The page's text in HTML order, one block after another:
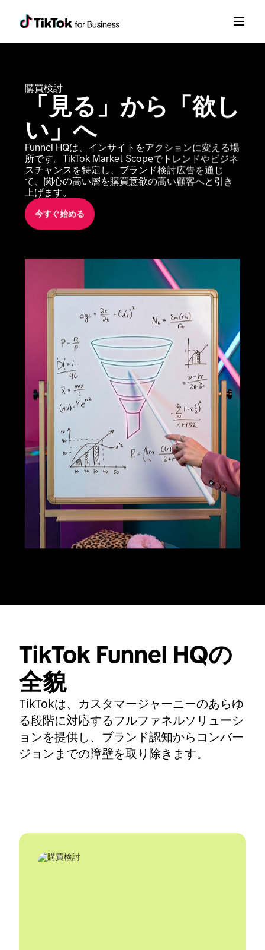
購買検討
「見る」から「欲し
い」へ
Funnel HQは、インサイトをアクションに変える場
所です。TikTok Market Scopeでトレンドやビジネ
スチャンスを特定し、ブランド検討広告を通じ
て、関心の高い層を購買意欲の高い顧客へと引き
上げます。
今すぐ始める
TikTok Funnel HQの
全貌
TikTokは、カスタマージャーニーのあらゆ
る段階に対応するフルファネルソリューシ
ョンを提供し、ブランド認知からコンバー
ジョンまでの障壁を取り除きます。